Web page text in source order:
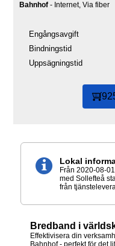
Bahnhof - Internet, Via fiber
Engångsavgift
Bindningstid
Uppsägningstid
Lokal
Från 2020-08-
med Sollefteå
från
Bredband i
Effektivisera din